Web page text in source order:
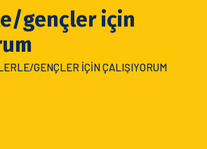
gençler için
GENÇLER IÇIN ÇALIŞIYORUM